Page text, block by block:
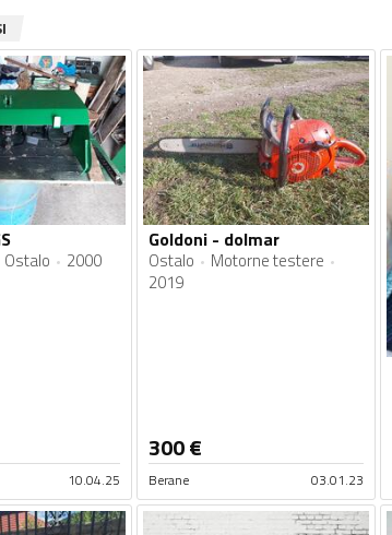
Ostalo 2000
10.04.25
Goldoni - dolmar
Ostalo
Motorne testere
2019
300€
Berane 03.01.23